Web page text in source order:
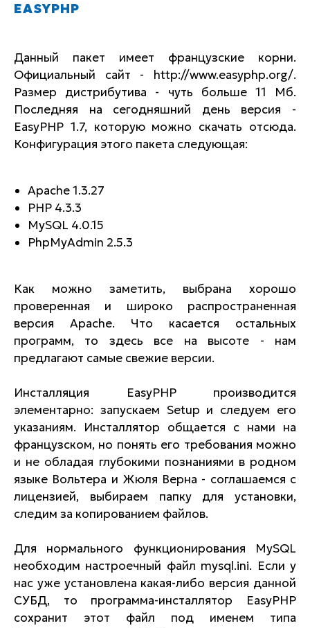
EASYPHP
Данный пакет имеет французские корни.
Официальный сайт - http://www.easyphp.org/.
Размер дистрибутива - чуть больше 11 Мб.
Последняя на сегодняшний день версия -
EasyPHP 1.7, которую можно скачать отсюда.
Конфигурация этого пакета следующая:
Apache 1.3.27
PHP 4.3.3
MySQL 4.0.15
PhpMyAdmin 2.5.3
Как можно заметить, выбрана хорошо
проверенная и широко распространенная
версия Apache. Что касается остальных
программ, то здесь все на высоте - нам
предлагают самые свежие версии.
Инсталляция EasyPHP производится
элементарно: запускаем Setup и следуем его
указаниям. Инсталлятор общается с нами на
французском, но понять его требования можно
и не обладая глубокими познаниями в родном
языке Вольтера и Жюля Верна - соглашаемся с
лицензией, выбираем папку для установки,
следим за копированием файлов.
Для нормального функционирования MySQL
необходим настроечный файл mysql.ini. Если у
нас уже установлена какая-либо версия данной
СУБД, то программа-инсталлятор EasyPHP
сохранит этот файл под именем типа